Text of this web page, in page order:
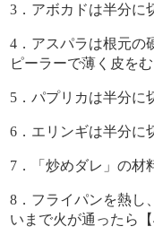
3．アボカドは半分に
4．アスパラは根元の
ピーラーで薄く皮を
5．パプリカは半分に
6．エリンギは半分に
7．「炒めダレ」の材
8．フライパンを熱し
いまで火が通ったら